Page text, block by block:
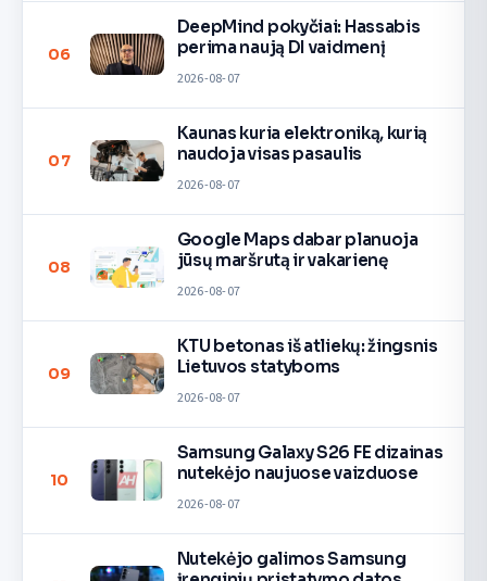
06
DeepMind pokyčiai: Hassabis
perima naują DI vaidmenį
2026-08-07
07
Kaunas kuria elektroniką, kurią
naudoja visas pasaulis
2026-08-07
08
Google Maps dabar planuoja
jūsų maršrutą ir vakarienę
2026-08-07
09
KTU betonas iš atliekų: žingsnis
Lietuvos statyboms
2026-08-07
10
Samsung Galaxy S26 FE dizainas
nutekėjo naujuose vaizduose
2026-08-07
Nutekėjo galimos Samsung